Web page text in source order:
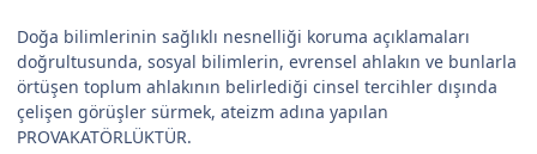
Doğa bilimlerinin sağlıklı nesnelliği koruma açıklamaları
doğrultusunda, sosyal bilimlerin, evrensel ahlakın ve bunlarla
örtüşen toplum ahlakının belirlediği cinsel tercihler dışında
çelişen görüşler sürmek, ateizm adına yapılan
PROVAKATÖRLÜKTÜR.